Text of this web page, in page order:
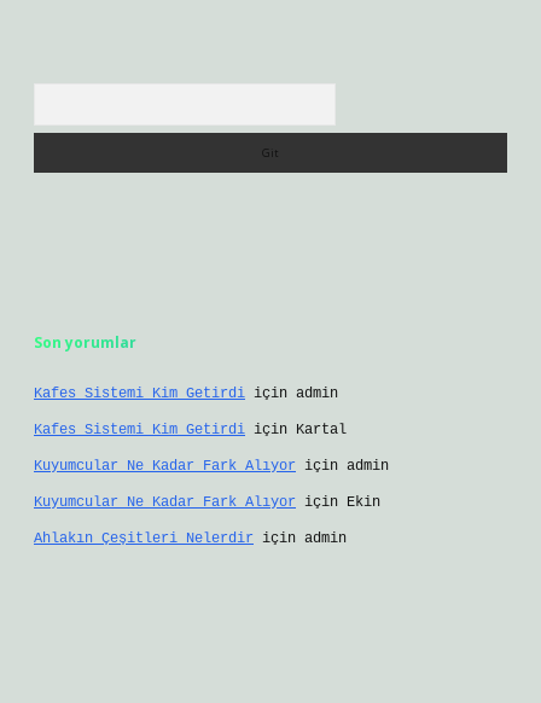
Son yorumlar
Kafes Sistemi Kim Getirdi için admin
Kafes Sistemi Kim Getirdi için Kartal
Kuyumcular Ne Kadar Fark Alıyor için admin
Kuyumcular Ne Kadar Fark Alıyor için Ekin
Ahlakın Çeşitleri Nelerdir için admin